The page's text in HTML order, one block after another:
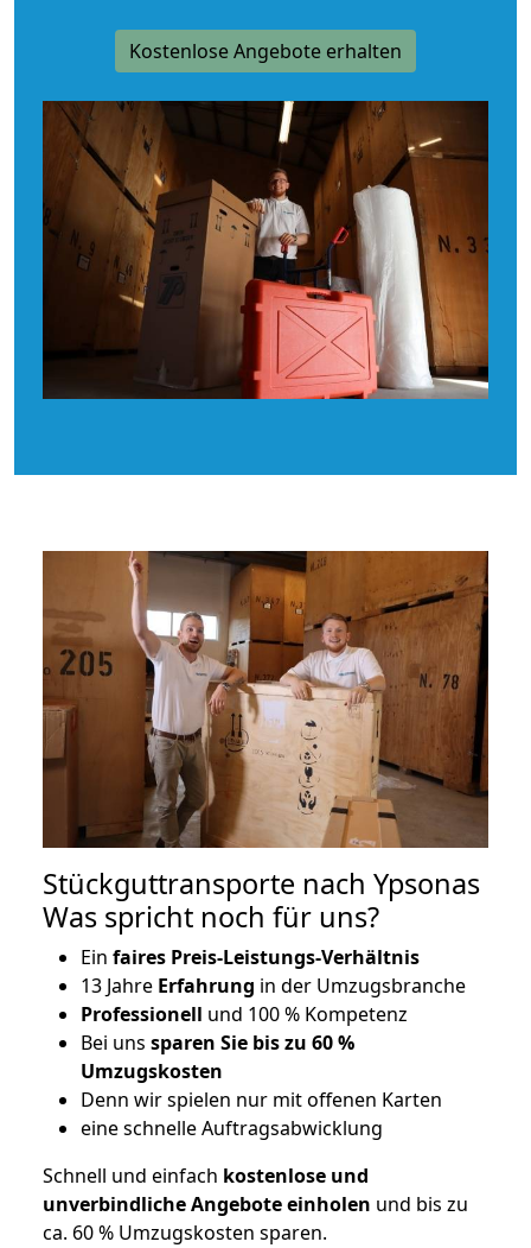
Kostenlose Angebote erhalten
Stückguttransporte nach Ypsonas
Was spricht noch für uns?
Ein faires Preis-Leistungs-Verhältnis
13 Jahre Erfahrung in der Umzugsbranche
Professionell und 100 % Kompetenz
Bei uns sparen Sie bis zu 60 %
Umzugskosten
Denn wir spielen nur mit offenen Karten
eine schnelle Auftragsabwicklung
Schnell und einfach kostenlose und
unverbindliche Angebote einholen und bis zu
ca. 60 % Umzugskosten sparen.